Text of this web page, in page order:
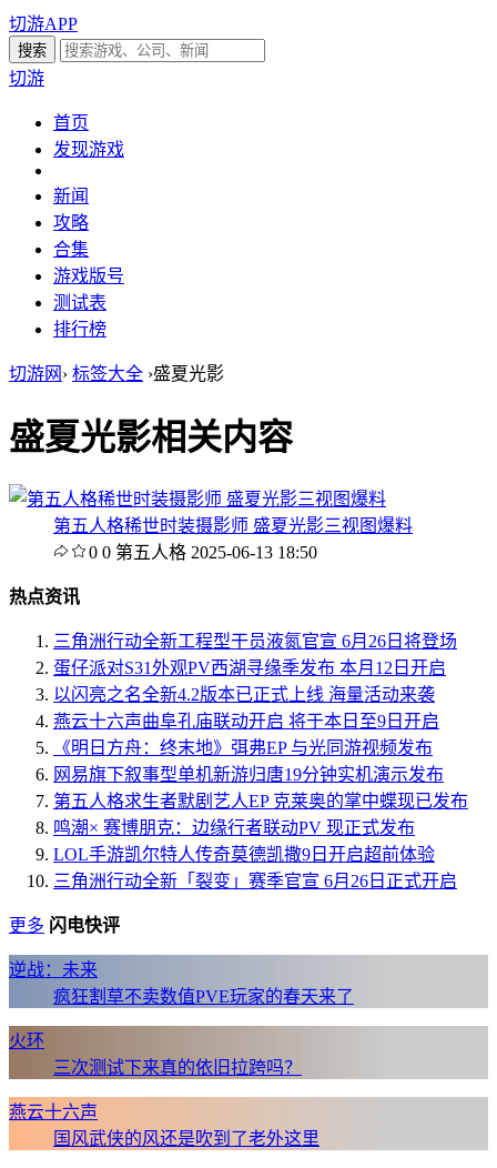
切游APP
切游
首页
发现游戏
新闻
攻略
合集
游戏版号
测试表
排行榜
切游网 › 标签大全 ›盛夏光影
盛夏光影相关内容
第五人格稀世时装摄影师 盛夏光影三视图爆料
0 0 第五人格 2025-06-13 18:50
热点资讯
三角洲行动全新工程型干员液氮官宣 6月26日将登场
蛋仔派对S31外观PV西湖寻缘季发布 本月12日开启
以闪亮之名全新4.2版本已正式上线 海量活动来袭
燕云十六声曲阜孔庙联动开启 将于本日至9日开启
《明日方舟：终末地》弭弗EP 与光同游视频发布
网易旗下叙事型单机新游归唐19分钟实机演示发布
第五人格求生者默剧艺人EP 克莱奥的掌中蝶现已发布
鸣潮× 赛博朋克：边缘行者联动PV 现正式发布
LOL手游凯尔特人传奇莫德凯撒9日开启超前体验
三角洲行动全新「裂变」赛季官宣 6月26日正式开启
更多 闪电快评
逆战：未来
疯狂割草不卖数值PVE玩家的春天来了
火环
三次测试下来真的依旧拉跨吗？
燕云十六声
国风武侠的风还是吹到了老外这里